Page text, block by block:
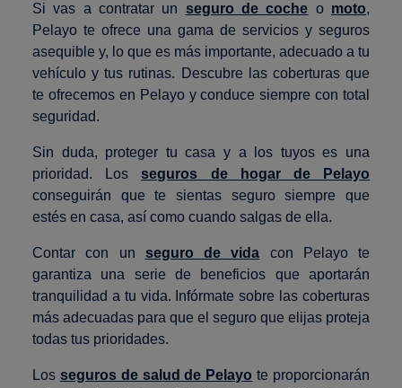
Si vas a contratar un seguro de coche o moto,
Pelayo te ofrece una gama de servicios y seguros
asequible y, lo que es más importante, adecuado a tu
vehículo y tus rutinas. Descubre las coberturas que
te ofrecemos en Pelayo y conduce siempre con total
seguridad.
Sin duda, proteger tu casa y a los tuyos es una
prioridad. Losseguros de hogar de Pelayo
conseguirán que te sientas seguro siempre que
estés en casa, así como cuando salgas de ella.
Contar con un seguro de vida con Pelayo te
garantiza una serie de beneficios que aportarán
tranquilidad a tu vida. Infórmate sobre las coberturas
más adecuadas para que el seguro que elijas proteja
todas tus prioridades.
Los seguros de salud de Pelayo te proporcionarán